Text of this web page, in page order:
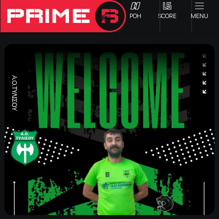
ΡΟΗ SCORE MENU
ΟΦΗ
Γ ΕΘΝΙΚΗ
Α1 ΕΠΣΗ
Α2 ΕΠΣΗ
Β1 ΕΠΣΗ
Β2 ΕΠΣΗ